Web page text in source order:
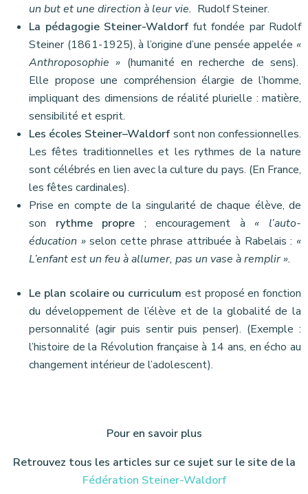
un but et une direction à leur vie. Rudolf Steiner.
La pédagogie Steiner-Waldorffut fondée par Rudolf
Steiner (1861-1925), à l’origine d’une pensée appelée «
Anthroposophie » (humanité en recherche de sens).
Elle propose une compréhension élargie de l’homme,
impliquant des dimensions de réalité plurielle : matière,
sensibilité et esprit.
Les écoles Steiner–Waldorfsont non confessionnelles.
Les fêtes traditionnelles et les rythmes de la nature
sont célébrés en lien avec la culture du pays. (En France,
les fêtes cardinales).
Prise en compte de la singularité de chaque élève, de
son rythme propre ; encouragement à « l’auto-
éducation »selon cette phrase attribuée à Rabelais : «
L’enfant est un feu à allumer, pas un vase à remplir ».
Le plan scolaire ou curriculum est proposé en fonction
du développement de l’élève et de la globalité de la
personnalité (agir puis sentir puis penser). (Exemple :
l’histoire de la Révolution française à 14 ans, en écho au
changement intérieur de l’adolescent).
Pour en savoir plus
Retrouvez tous les articles sur ce sujet sur le site de la
Fédération Steiner-Waldorf